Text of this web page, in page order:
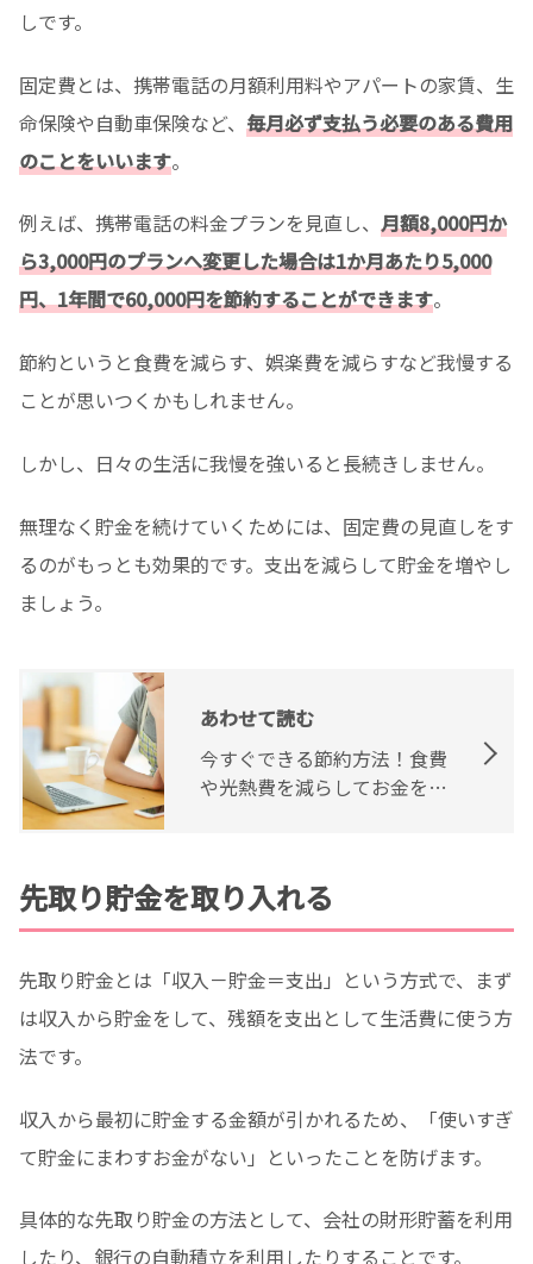
しです。
固定費とは、携帯電話の月額利用料やアパートの家賃、生
命保険や自動車保険など、 毎月必ず支払う必要のある費用
のことをいいます。
例えば、携帯電話の料金プランを見直し、 月額8,000円か
ら3,000円のプランへ変更した場合は1か月あたり5,000
円、1年間で60,000円を節約することができます。
節約というと食費を減らす、娯楽費を減らすなど我慢する
ことが思いつくかもしれません。
しかし、日々の生活に我慢を強いると長続きしません。
無理なく貯金を続けていくためには、固定費の見直しをす
るのがもっとも効果的です。支出を減らして貯金を増やし
ましょう。
あわせて読む
今すぐできる節約方法！食費
や光熱費を減らしてお金を貯
先取り貯金を取り入れる
先取り貯金とは「収入－貯金＝支出」という方式で、まず
は収入から貯金をして、残額を支出として生活費に使う方
法です。
収入から最初に貯金する金額が引かれるため、「使いすぎ
て貯金にまわすお金がない」といったことを防げます。
具体的な先取り貯金の方法として、会社の財形貯蓄を利用
したり、銀行の自動積立を利用したりすることです。